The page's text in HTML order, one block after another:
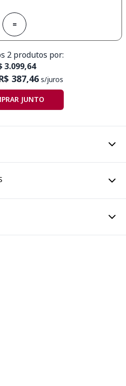
=
2 produtos por:
3.099,64
387,46 s/juros
JUNTO